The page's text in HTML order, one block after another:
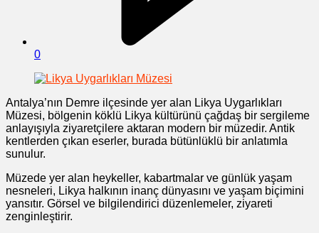
0
Antalya’nın Demre ilçesinde yer alan Likya Uygarlıkları
Müzesi, bölgenin köklü Likya kültürünü çağdaş bir sergileme
anlayışıyla ziyaretçilere aktaran modern bir müzedir. Antik
kentlerden çıkan eserler, burada bütünlüklü bir anlatımla
sunulur.
Müzede yer alan heykeller, kabartmalar ve günlük yaşam
nesneleri, Likya halkının inanç dünyasını ve yaşam biçimini
yansıtır. Görsel ve bilgilendirici düzenlemeler, ziyareti
zenginleştirir.